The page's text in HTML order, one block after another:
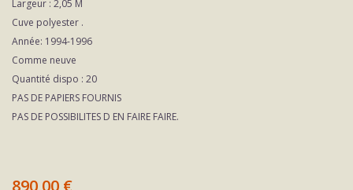
Largeur : 2,05 M
Cuve polyester .
Année: 1994-1996
Comme neuve
Quantité dispo : 20
PAS DE PAPIERS FOURNIS
PAS DE POSSIBILITES D EN FAIRE FAIRE.
890,00 €